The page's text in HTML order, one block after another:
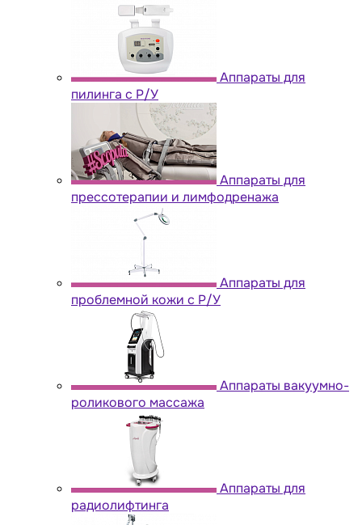
Аппараты для
пилинга с Р/У
Аппараты для
прессотерапии и лимфодренажа
Аппараты для
проблемной кожи с Р/У
Аппараты вакуумно-
роликового массажа
Аппараты для
радиолифтинга